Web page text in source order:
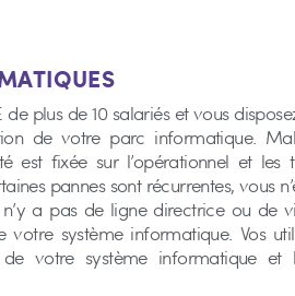
de plus de 10 salariés et vous
de votre parc informatique.
est fixée sur l’opérationnel et
pannes sont récurrentes, vous
a pas de ligne directrice ou de
votre système informatique. Vos
votre système informatique et